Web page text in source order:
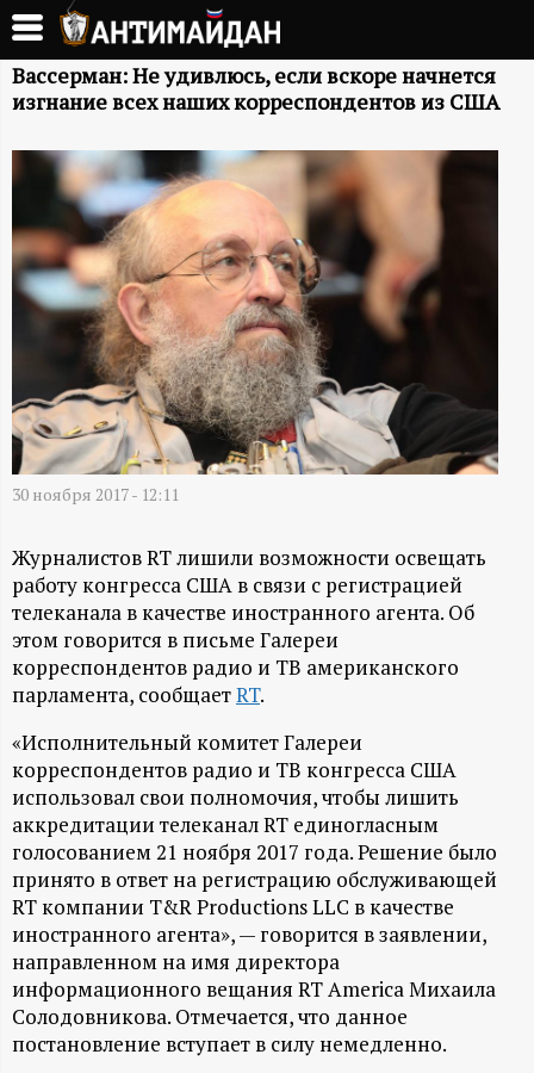
Перейти
основному
содержанию
А
Т
И
М
Й
Д
Н
-
и
н
ф
о
р
м
а
Вассерман: Не удивлюсь, если вскоре начнется
изгнание всех наших корреспондентов из США
30 ноября 2017 - 12:11
Журналистов RT лишили возможности освещать
работу конгресса США в связи с регистрацией
телеканала в качестве иностранного агента. Об
этом говорится в письме Галереи
корреспондентов радио и ТВ американского
парламента, сообщаетRT.
«Исполнительный комитет Галереи
корреспондентов радио и ТВ конгресса США
использовал свои полномочия, чтобы лишить
аккредитации телеканал RT единогласным
голосованием 21 ноября 2017 года. Решение было
принято в ответ на регистрацию обслуживающей
RT компании T&R Productions LLC в качестве
иностранного агента», — говорится в заявлении,
направленном на имя директора
информационного вещания RT America Михаила
Солодовникова. Отмечается, что данное
постановление вступает в силу немедленно.